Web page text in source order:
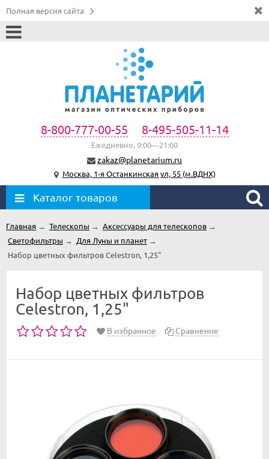
Полная версия сайта
8-800-777-00-55 8-495-505-11-14
Ежедневно, 9:00—21:00
zakaz@planetarium.ru
Москва, 1-я Останкинская ул, 55 (м.ВДНХ)
Каталог товаров
Главная → Телескопы → Аксессуары для телескопов →
Светофильтры → Для Луны и планет →
Набор цветных фильтров Celestron, 1,25"
Набор цветных фильтров
Celestron, 1,25"
В избранное Сравнение